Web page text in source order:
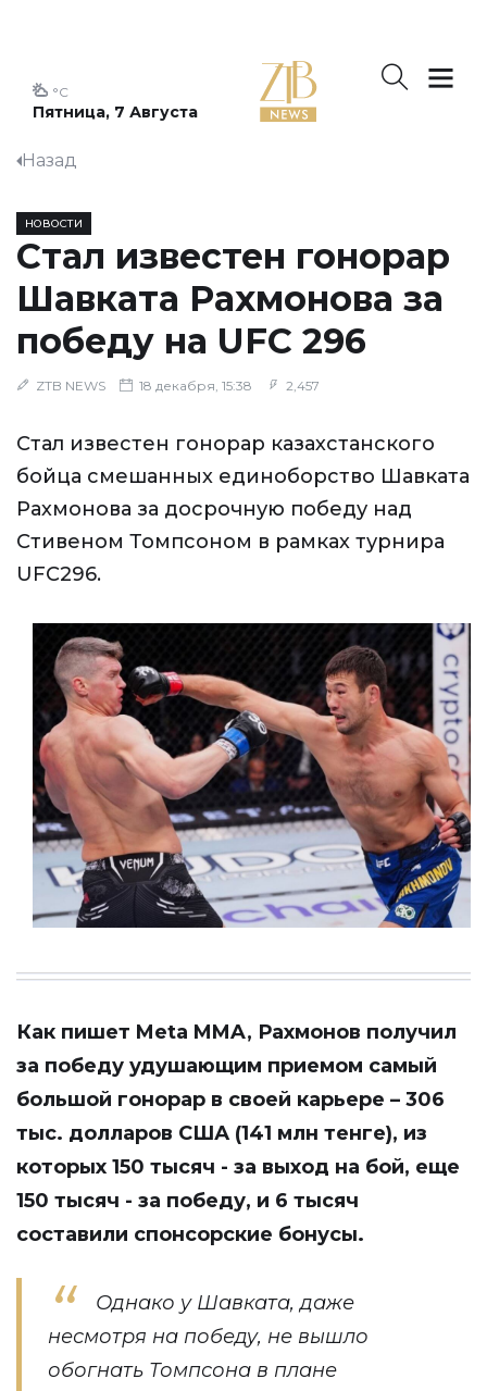
Пятница, 7 Августа
°C
Назад
НОВОСТИ
Стал известен гонорар
Шавката Рахмонова за
победу на UFC 296
ZTB NEWS 18 декабря, 15:38 2,457
Стал известен гонорар казахстанского
бойца смешанных единоборство Шавката
Рахмонова за досрочную победу над
Стивеном Томпсоном в рамках турнира
UFC296.
Как пишет Meta MMA, Рахмонов получил
за победу удушающим приемом самый
большой гонорар в своей карьере – 306
тыс. долларов США (141 млн тенге), из
которых 150 тысяч - за выход на бой, еще
150 тысяч - за победу, и 6 тысяч
составили спонсорские бонусы.
Однако у Шавката, даже
несмотря на победу, не вышло
обогнать Томпсона в плане